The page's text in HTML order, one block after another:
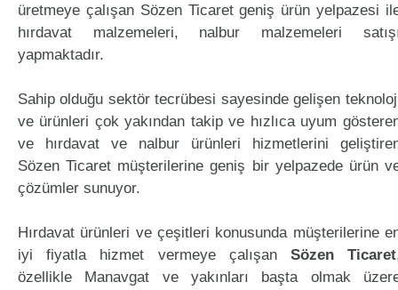
üretmeye çalışan Sözen Ticaret geniş ürün yelpazesi
hırdavat malzemeleri, nalbur malzemeleri
yapmaktadır.
Sahip olduğu sektör tecrübesi sayesinde gelişen
ve ürünleri çok yakından takip ve hızlıca uyum
ve hırdavat ve nalbur ürünleri hizmetlerini
Sözen Ticaret müşterilerine geniş bir yelpazede ürün
çözümler sunuyor.
Hırdavat ürünleri ve çeşitleri konusunda müşterilerine
iyi fiyatla hizmet vermeye çalışan Sözen Ticaret
özellikle Manavgat ve yakınları başta olmak